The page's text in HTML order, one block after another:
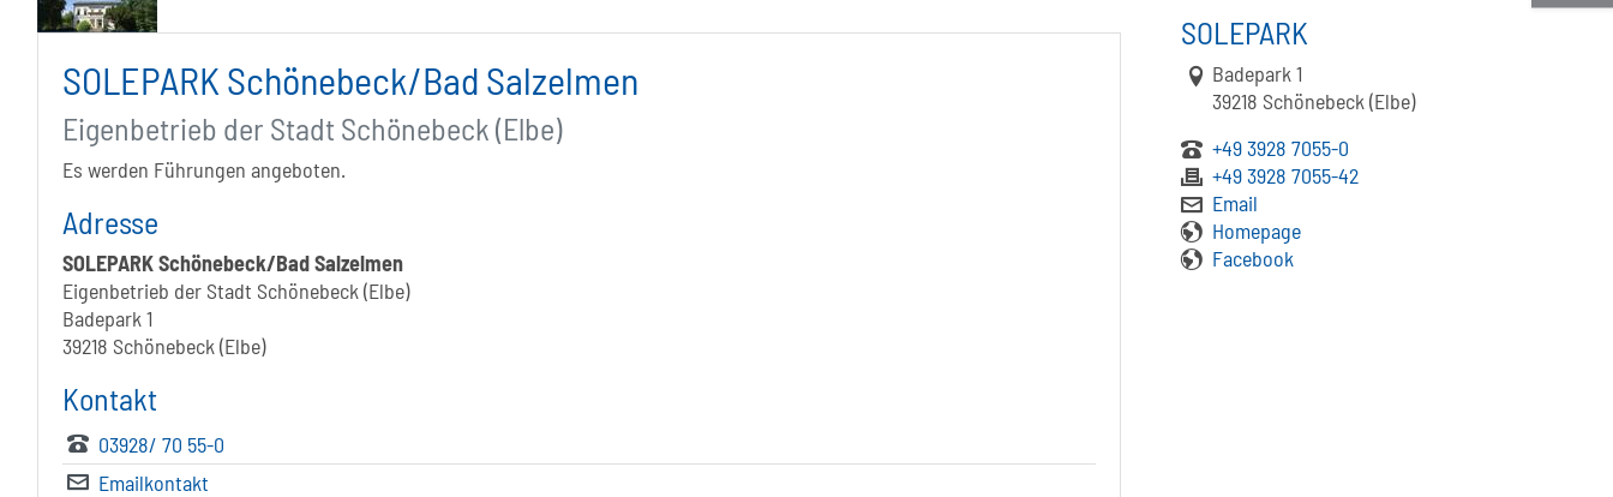
SOLEPARK Schönebeck/Bad Salzelmen
Eigenbetrieb der Stadt Schönebeck (Elbe)
Es werden Führungen angeboten.
Adresse
SOLEPARK Schönebeck/Bad Salzelmen
Eigenbetrieb der Stadt Schönebeck (Elbe)
Badepark 1
39218 Schönebeck (Elbe)
Kontakt
03928/ 70 55-0
Emailkontakt
SOLEPARK
Link zur Google-Maps Navigation
Badepark 1
39218 Schönebeck (Elbe)
+49 3928 7055-0
+49 3928 7055-42
Email
Homepage
Facebook